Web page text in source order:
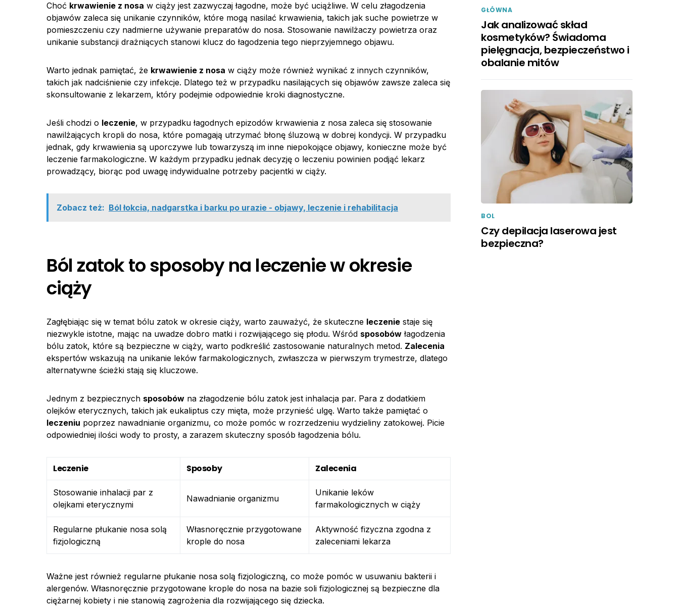
Choć krwawienie z nosa w ciąży jest zazwyczaj łagodne, może być uciążliwe. W celu złagodzenia
objawów zaleca się unikanie czynników, które mogą nasilać krwawienia, takich jak suche powietrze w
pomieszczeniu czy nadmierne używanie preparatów do nosa. Stosowanie nawilżaczy powietrza oraz
unikanie substancji drażniących stanowi klucz do łagodzenia tego nieprzyjemnego objawu.
Warto jednak pamiętać, że krwawienie z nosa w ciąży może również wynikać z innych czynników,
takich jak nadciśnienie czy infekcje. Dlatego też w przypadku nasilających się objawów zawsze zaleca się
skonsultowanie z lekarzem, który podejmie odpowiednie kroki diagnostyczne.
Jeśli chodzi o leczenie, w przypadku łagodnych epizodów krwawienia z nosa zaleca się stosowanie
nawilżających kropli do nosa, które pomagają utrzymać błonę śluzową w dobrej kondycji. W przypadku
jednak, gdy krwawienia są uporczywe lub towarzyszą im inne niepokojące objawy, konieczne może być
leczenie farmakologiczne. W każdym przypadku jednak decyzję o leczeniu powinien podjąć lekarz
prowadzący, biorąc pod uwagę indywidualne potrzeby pacjentki w ciąży.
Zobacz też: Ból łokcia, nadgarstka i barku po urazie - objawy, leczenie i rehabilitacja
Ból zatok to sposoby na leczenie w okresie
ciąży
Zagłębiając się w temat bólu zatok w okresie ciąży, warto zauważyć, że skuteczne leczenie staje się
niezwykle istotne, mając na uwadze dobro matki i rozwijającego się płodu. Wśród sposobów łagodzenia
bólu zatok, które są bezpieczne w ciąży, warto podkreślić zastosowanie naturalnych metod. Zalecenia
ekspertów wskazują na unikanie leków farmakologicznych, zwłaszcza w pierwszym trymestrze, dlatego
alternatywne ścieżki stają się kluczowe.
Jednym z bezpiecznych sposobów na złagodzenie bólu zatok jest inhalacja par. Para z dodatkiem
olejków eterycznych, takich jak eukaliptus czy mięta, może przynieść ulgę. Warto także pamiętać o
leczeniu poprzez nawadnianie organizmu, co może pomóc w rozrzedzeniu wydzieliny zatokowej. Picie
odpowiedniej ilości wody to prosty, a zarazem skuteczny sposób łagodzenia bólu.
Leczenie Sposoby Zalecenia
Stosowanie inhalacji par z
olejkami eterycznymi
Nawadnianie organizmu
Unikanie leków
farmakologicznych w ciąży
Regularne płukanie nosa solą
fizjologiczną
Własnoręcznie przygotowane
krople do nosa
Aktywność fizyczna zgodna z
zaleceniami lekarza
Ważne jest również regularne płukanie nosa solą fizjologiczną, co może pomóc w usuwaniu bakterii i
alergenów. Własnoręcznie przygotowane krople do nosa na bazie soli fizjologicznej są bezpieczne dla
ciężarnej kobiety i nie stanowią zagrożenia dla rozwijającego się dziecka.
GŁÓWNA
Jak analizować skład
kosmetyków? Świadoma
pielęgnacja, bezpieczeństwo i
obalanie mitów
BOL
Czy depilacja laserowa jest
bezpieczna?